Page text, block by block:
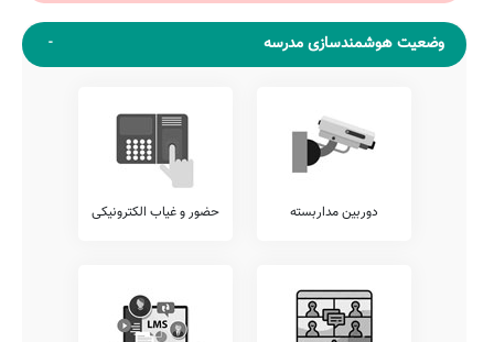
وضعیت هوشمندسازی مدرسه
دوربین مداربسته حضور و غیاب الکترونیکی